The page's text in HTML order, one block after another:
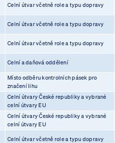
Celní útvar včetně role a typu dopravy
Celní útvar včetně role a typu dopravy
Celní útvar včetně role a typu dopravy
Celní a daňová oddělení
Místo odběru kontrolních pásek pro
značení lihu
Celní útvary České republiky a vybrané
celní útvary EU
Celní útvary České republiky a vybrané
celní útvary EU
Celní útvar včetně role a typu dopravy